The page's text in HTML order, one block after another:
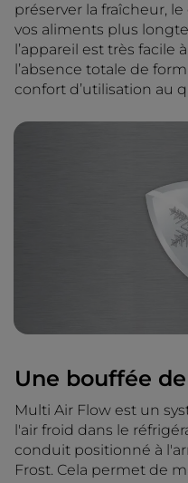
préserver la fraîcheur,
vos aliments plus
l’appareil est très facile
l’absence totale de
confort d’utilisation au
Une bouffée
Multi Air Flow est un
l'air froid dans le
conduit positionné à
Frost. Cela permet de